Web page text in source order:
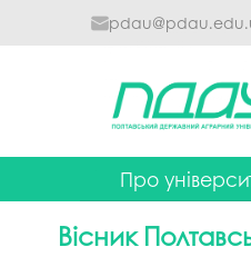
Про
Ректор
Вісник